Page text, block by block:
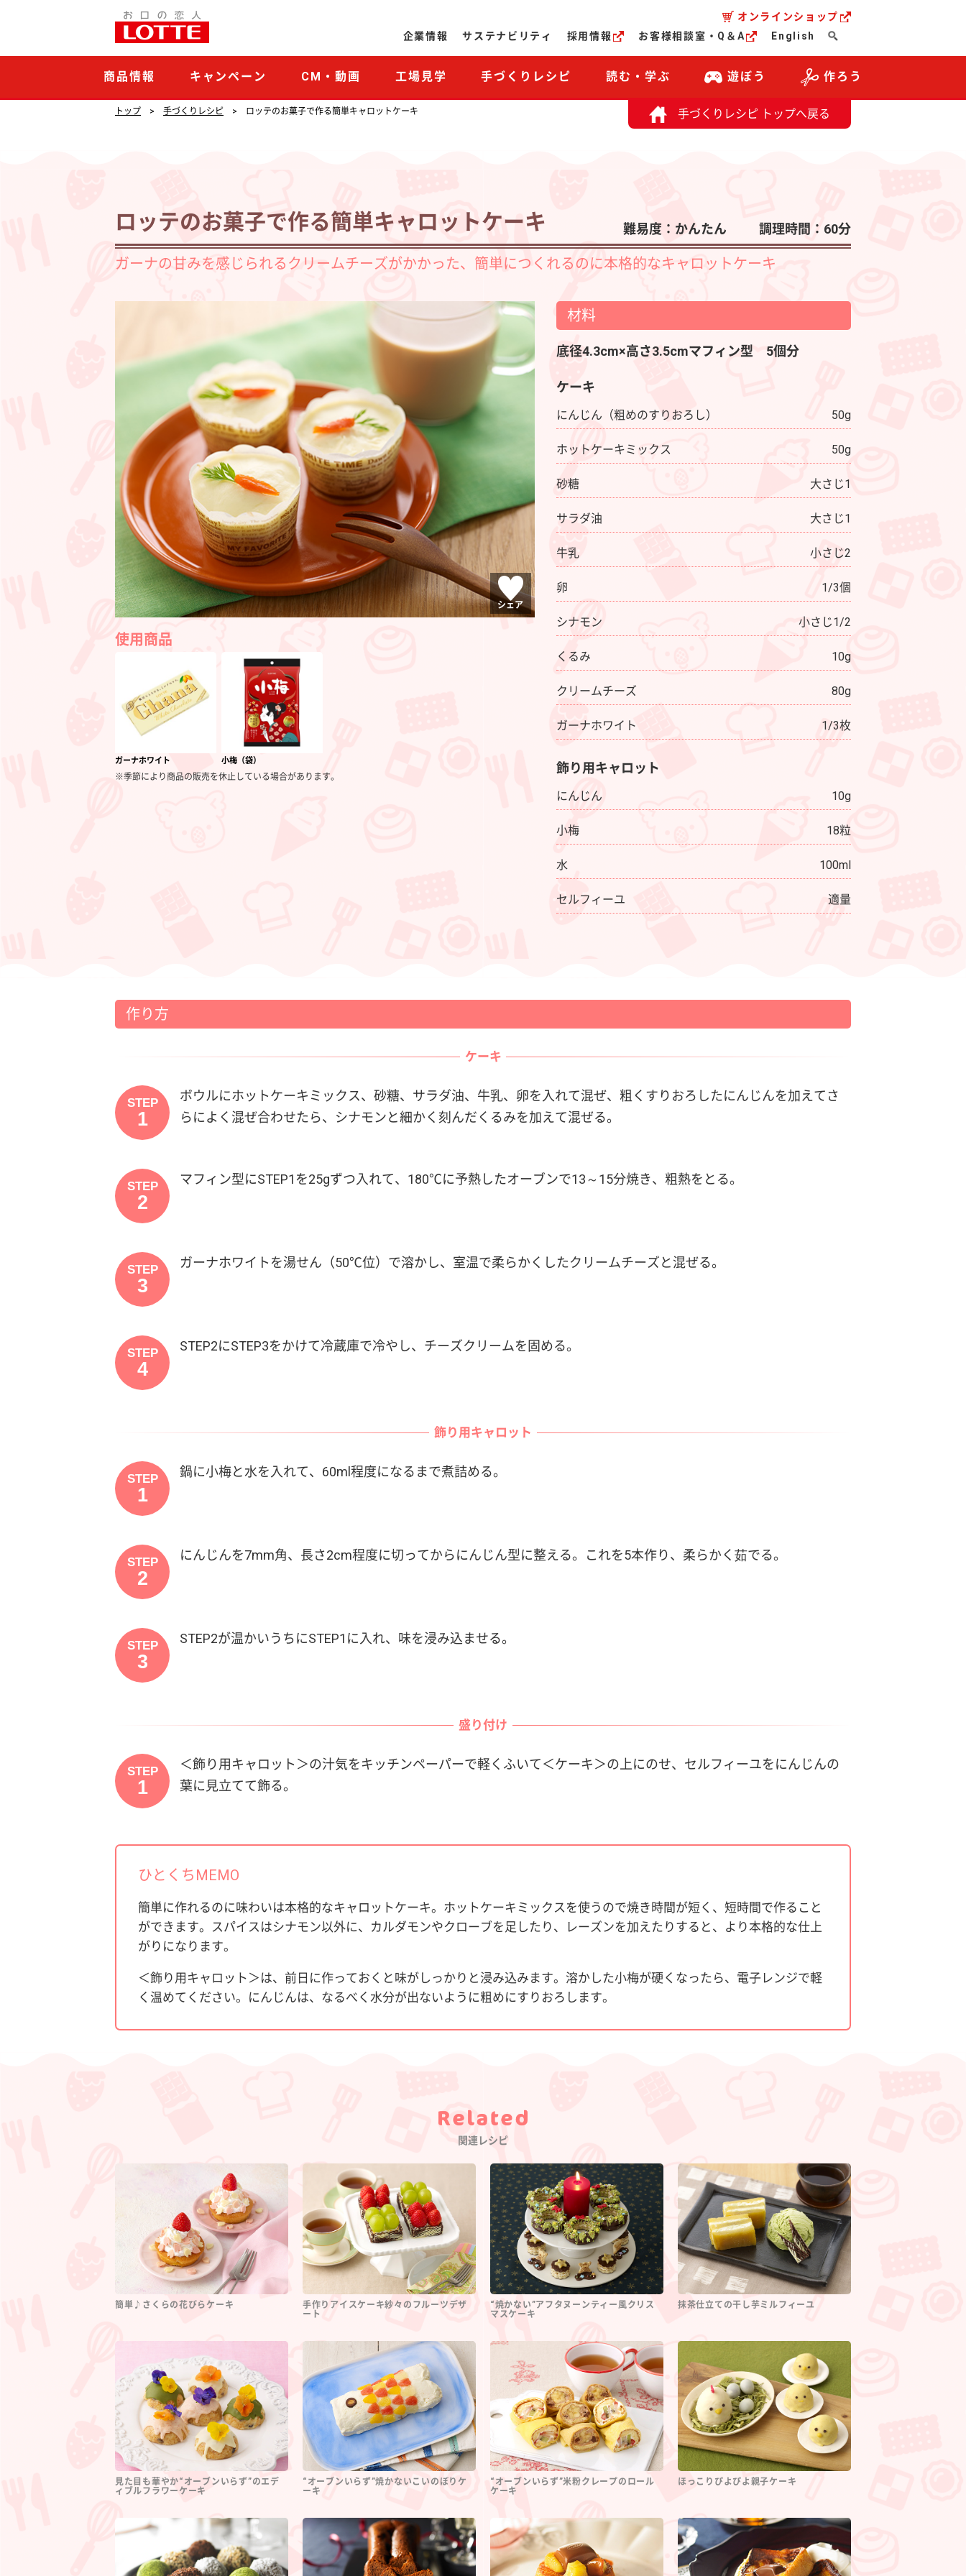
の
オンラインショップ
企業情報
サステナビリティ 採用情報 お客様相談室・Q＆A English
商品情報 キャンペーン CM・動画 工場見学 手づくりレシピ 読む・学ぶ 遊ぼう 作ろう
トップ 手づくりレシピ ロッテのお菓子で作る簡単キャロットケーキ 手づくりレシピ トップへ戻る
ロッテのお菓子で作る簡単キャロットケーキ 難易度：かんたん 調理時間：60分
ガーナの甘みを感じられるクリームチーズがかかった、簡単につくれるのに本格的なキャロットケーキ
シェア
使用商品
ガーナホワイト 小梅（袋）
※季節により商品の販売を休止している場合があります。
材料
底径4.3cm×高さ3.5cmマフィン型 5個分
ケーキ
にんじん（粗めのすりおろし） 50g
ホットケーキミックス 50g
砂糖 大さじ1
サラダ油 大さじ1
牛乳 小さじ2
卵 1/3個
シナモン 小さじ1/2
くるみ 10g
クリームチーズ 80g
ガーナホワイト 1/3枚
飾り用キャロット
にんじん 10g
小梅 18粒
水 100ml
セルフィーユ 適量
作り方
ケーキ
STEP
1
ボウルにホットケーキミックス、砂糖、サラダ油、牛乳、卵を入れて混ぜ、粗くすりおろしたにんじんを加えてさ
らによく混ぜ合わせたら、シナモンと細かく刻んだくるみを加えて混ぜる。
STEP
2
マフィン型にSTEP1を25gずつ入れて、180℃に予熱したオーブンで13～15分焼き、粗熱をとる。
STEP
3
ガーナホワイトを湯せん（50℃位）で溶かし、室温で柔らかくしたクリームチーズと混ぜる。
STEP
4
STEP2にSTEP3をかけて冷蔵庫で冷やし、チーズクリームを固める。
飾り用キャロット
STEP
1
鍋に小梅と水を入れて、60ml程度になるまで煮詰める。
STEP
2
にんじんを7mm角、長さ2cm程度に切ってからにんじん型に整える。これを5本作り、柔らかく茹でる。
STEP
3
STEP2が温かいうちにSTEP1に入れ、味を浸み込ませる。
盛り付け
STEP
1
＜飾り用キャロット＞の汁気をキッチンペーパーで軽くふいて＜ケーキ＞の上にのせ、セルフィーユをにんじんの
葉に見立てて飾る。
ひとくちMEMO
簡単に作れるのに味わいは本格的なキャロットケーキ。ホットケーキミックスを使うので焼き時間が短く、短時間で作ること
ができます。スパイスはシナモン以外に、カルダモンやクローブを足したり、レーズンを加えたりすると、より本格的な仕上
がりになります。
＜飾り用キャロット＞は、前日に作っておくと味がしっかりと浸み込みます。溶かした小梅が硬くなったら、電子レンジで軽
く温めてください。にんじんは、なるべく水分が出ないように粗めにすりおろします。
Category
関連レシピ
簡単♪さくらの花びらケーキ
手作りアイスケーキ紗々のフルーツデザ
ート
“焼かない”アフタヌーンティー風クリス
マスケーキ
抹茶仕立ての干し芋ミルフィーユ
見た目も華やか“オーブンいらず”のエデ
ィブルフラワーケーキ
“オーブンいらず”焼かないこいのぼりケ
ーキ
“オーブンいらず”米粉クレープのロール
ケーキ
ほっこりぴよぴよ親子ケーキ